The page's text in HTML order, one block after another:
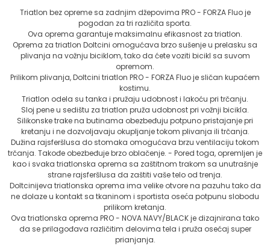
Triatlon bez opreme sa zadnjim džepovima PRO - FORZA Fluo je
pogodan za tri različita sporta.
Ova oprema garantuje maksimalnu efikasnost za triatlon.
Oprema za triatlon Doltcini omogućava brzo sušenje u prelasku sa
plivanja na vožnju biciklom, tako da ćete voziti bicikl sa suvom
opremom.
Prilikom plivanja, Doltcini triatlon PRO - FORZA Fluo je sličan kupaćem
kostimu.
Triatlon odela su tanka i pružaju udobnost i lakoću pri trčanju.
Sloj pene u sedištu za triatlon pruža udobnost pri vožnji bicikla.
Silikonske trake na butinama obezbeđuju potpuno pristajanje pri
kretanju i ne dozvoljavaju okupljanje tokom plivanja ili trčanja.
Dužina rajsferšlusa do stomaka omogućava brzu ventilaciju tokom
trčanja. Takođe obezbeđuje brzo oblačenje. - Pored toga, opremljen je
kao i svaka triatlonska oprema sa zaštitnom trakom sa unutrašnje
strane rajsferšlusa da zaštiti vaše telo od trenja.
Doltcinijeva triatlonska oprema ima velike otvore na pazuhu tako da
ne dolaze u kontakt sa tkaninom i sportista oseća potpunu slobodu
prilikom kretanja.
Ova triatlonska oprema PRO - NOVA NAVY/BLACK je dizajnirana tako
da se prilagođava različitim delovima tela i pruža osećaj super
prianjanja.